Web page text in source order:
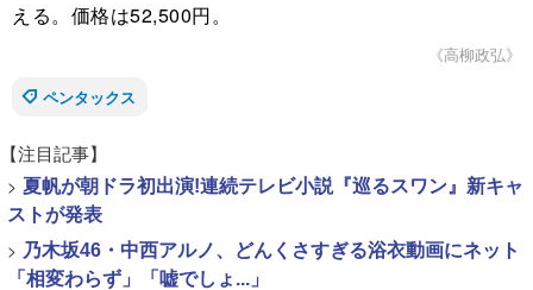
える。価格は52,500円。
《高柳政弘》
ペンタックス
【注目記事】
> 夏帆が朝ドラ初出演!連続テレビ小説『巡るスワン』新キャ
ストが発表
> 乃木坂46・中西アルノ、どんくさすぎる浴衣動画にネット
「相変わらず」「嘘でしょ...」